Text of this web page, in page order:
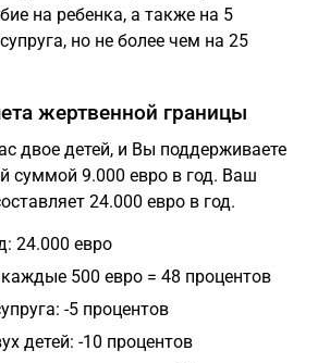
на ребенка, а также на 5
но не более чем на 25
жертвенной границы
двое детей, и Вы поддерживаете
суммой 9.000 евро в год. Ваш
24.000 евро в год.
24.000 евро
500 евро = 48 процентов
-5 процентов
детей: -10 процентов